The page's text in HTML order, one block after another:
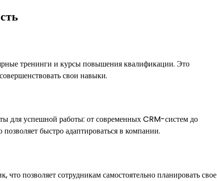
тренинги и курсы повышения квалификации. Это
свои навыки.
успешной работы: от современных CRM-систем до
быстро адаптироваться в компании.
позволяет сотрудникам самостоятельно планировать свое